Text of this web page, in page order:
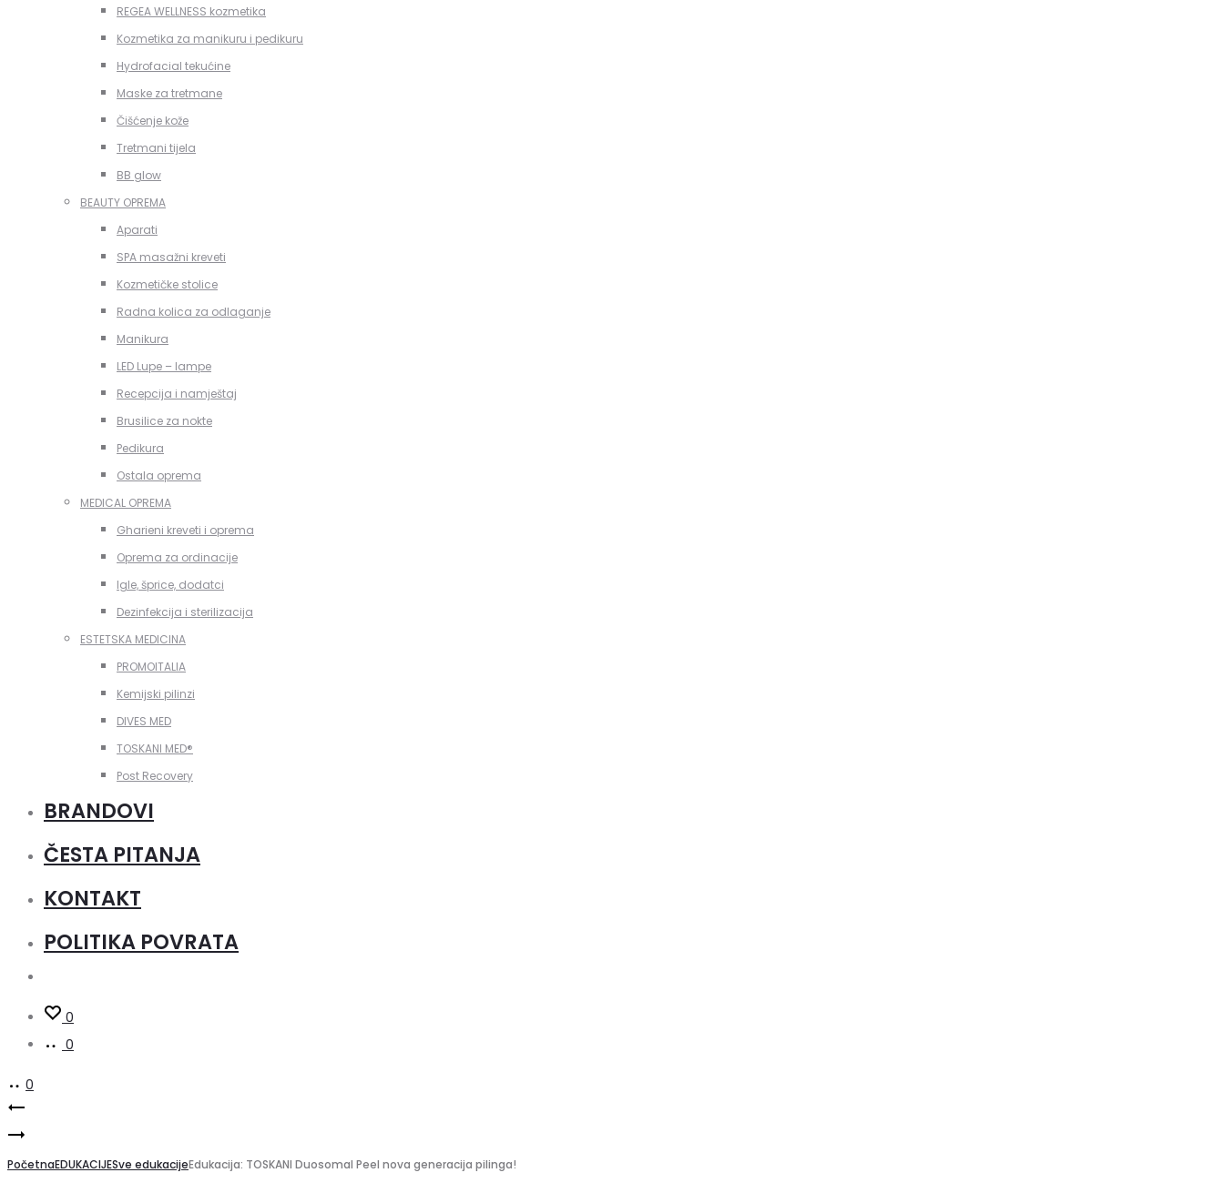
REGEA WELLNESS kozmetika
Kozmetika za manikuru i pedikuru
Hydrofacial tekućine
Maske za tretmane
Čišćenje kože
Tretmani tijela
BB glow
BEAUTY OPREMA
Aparati
SPA masažni kreveti
Kozmetičke stolice
Radna kolica za odlaganje
Manikura
LED Lupe – lampe
Recepcija i namještaj
Brusilice za nokte
Pedikura
Ostala oprema
MEDICAL OPREMA
Gharieni kreveti i oprema
Oprema za ordinacije
Igle, šprice, dodatci
Dezinfekcija i sterilizacija
ESTETSKA MEDICINA
PROMOITALIA
Kemijski pilinzi
DIVES MED
TOSKANI MED®️
Post Recovery
BRANDOVI
ČESTA PITANJA
KONTAKT
POLITIKA POVRATA
0
0
0
Product
navigation
komplet
Edukacija:
TOSKANI
PočetnaEDUKACIJESve edukacijeEdukacija: TOSKANI Duosomal Peel nova generacija pilinga!